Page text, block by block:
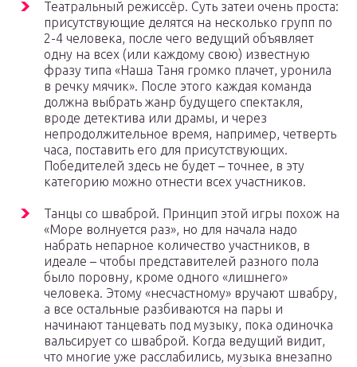
Театральный режиссёр. Суть затеи очень проста:
присутствующие делятся на несколько групп по
2-4 человека, после чего ведущий объявляет
одну на всех (или каждому свою) известную
фразу типа «Наша Таня громко плачет, уронила
в речку мячик». После этого каждая команда
должна выбрать жанр будущего спектакля,
вроде детектива или драмы, и через
непродолжительное время, например, четверть
часа, поставить его для присутствующих.
Победителей здесь не будет – точнее, в эту
категорию можно отнести всех участников.
Танцы со шваброй. Принцип этой игры похож на
«Море волнуется раз», но для начала надо
набрать непарное количество участников, в
идеале – чтобы представителей разного пола
было поровну, кроме одного «лишнего»
человека. Этому «несчастному» вручают швабру,
а все остальные разбиваются на пары и
начинают танцевать под музыку, пока одиночка
вальсирует со шваброй. Когда ведущий видит,
что многие уже расслабились, музыка внезапно